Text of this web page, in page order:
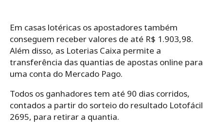
Em casas lotéricas os apostadores também
conseguem receber valores de até R$ 1.903,98.
Além disso, as Loterias Caixa permite a
transferência das quantias de apostas online para
uma conta do Mercado Pago.
Todos os ganhadores tem até 90 dias corridos,
contados a partir do sorteio do resultado Lotofácil
2695, para retirar a quantia.